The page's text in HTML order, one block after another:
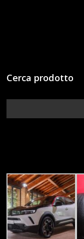
Cerca prodotto